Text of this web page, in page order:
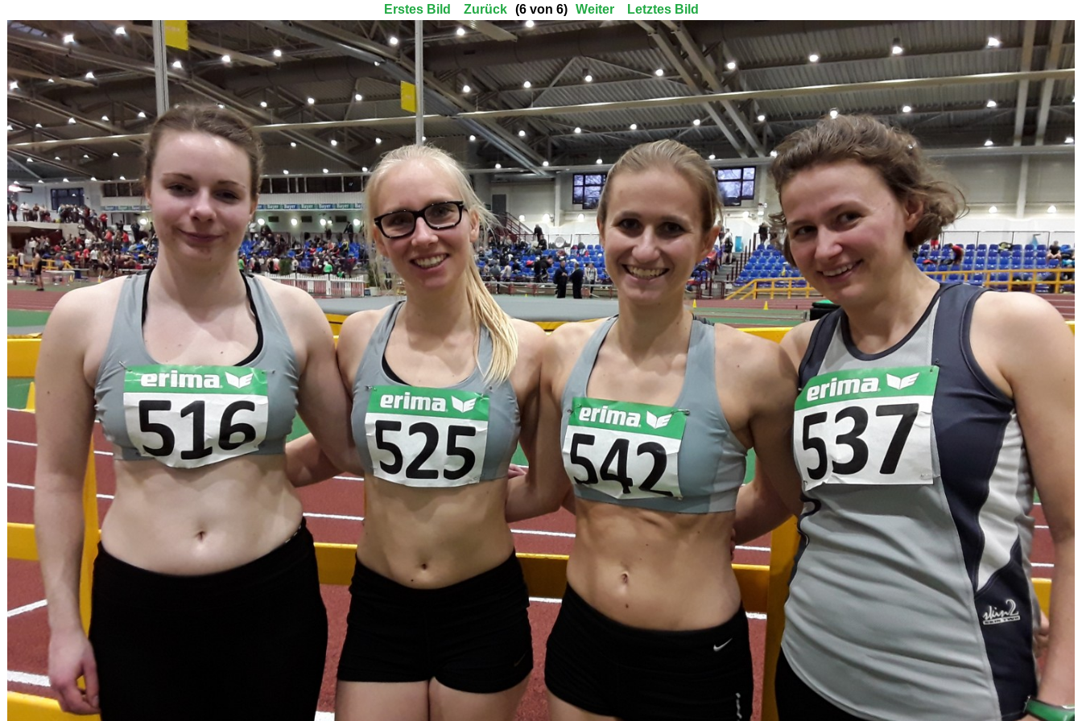
Erstes Bild Zurück (6 von 6) Weiter Letztes Bild